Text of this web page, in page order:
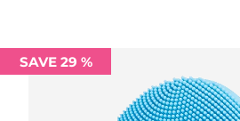
SAVE 29 %